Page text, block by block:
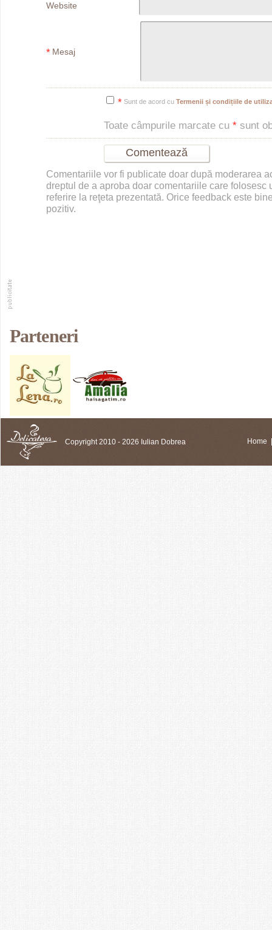
Website
* Mesaj
* Sunt de acord cu Termenii și condițiile de
Toate câmpurile marcate cu * sunt
Comentariile vor fi publicate doar după moderarea
dreptul de a aproba doar comentariile care folosesc
referire la reţeta prezentată. Orice feedback este
pozitiv.
Parteneri
Copyright 2010 - 2026 Iulian Dobrea Home